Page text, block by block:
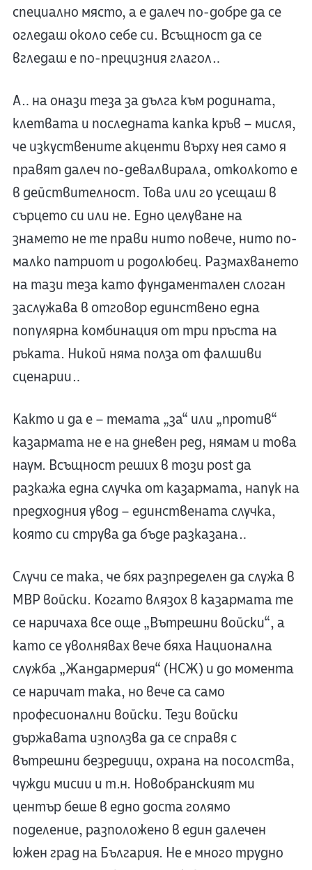
специално място, а е далеч по-добре да се
огледаш около себе си. Всъщност да се
вгледаш е по-прецизния глагол…
А… на онази теза за дълга към родината,
клетвата и последната капка кръв – мисля,
че изкуствените акценти върху нея само я
правят далеч по-девалвирала, отколкото е
в действителност. Това или го усещаш в
сърцето си или не. Едно целуване на
знамето не те прави нито повече, нито по-
малко патриот и родолюбец. Размахването
на тази теза като фундаментален слоган
заслужава в отговор единствено една
популярна комбинация от три пръста на
ръката. Никой няма полза от фалшиви
сценарии…
Както и да е – темата „за“ или „против“
казармата не е на дневен ред, нямам и това
наум. Всъщност реших в този post да
разкажа една случка от казармата, напук на
предходния увод – единствената случка,
която си струва да бъде разказана…
Случи се така, че бях разпределен да служа в
МВР войски. Когато влязох в казармата те
се наричаха все още „Вътрешни войски“, а
като се уволнявах вече бяха Национална
служба „Жандармерия“ (НСЖ) и до момента
се наричат така, но вече са само
професионални войски. Тези войски
държавата използва да се справя с
вътрешни безредици, охрана на посолства,
чужди мисии и т.н. Новобранският ми
център беше в едно доста голямо
поделение, разположено в един далечен
южен град на България. Не е много трудно